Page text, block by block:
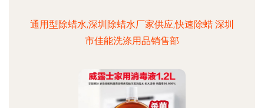
通用型除蜡水,深圳除蜡水厂家供应,快速除蜡 深圳
市佳能洗涤用品销售部